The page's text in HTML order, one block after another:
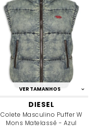
VER TAMANHOS
DIESEL
Colete Masculino Puffer W
Mons Matelassê - Azul